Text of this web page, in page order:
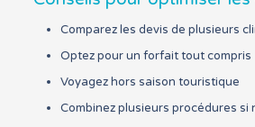
Comparez les devis de plusieurs
Optez pour un forfait tout compris
Voyagez hors saison touristique
Combinez plusieurs procédures si